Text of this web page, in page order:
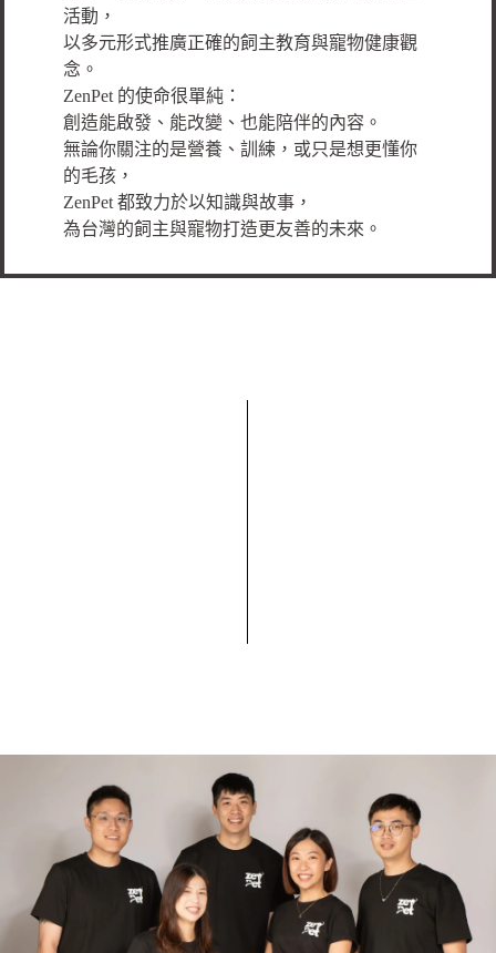
活動，
以多元形式推廣正確的飼主教育與寵物健康觀
念。
ZenPet 的使命很單純：
創造能啟發、能改變、也能陪伴的內容。
無論你關注的是營養、訓練，或只是想更懂你
的毛孩，
ZenPet 都致力於以知識與故事，
為台灣的飼主與寵物打造更友善的未來。